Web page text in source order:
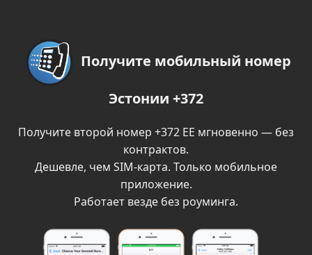
Получите мобильный номер
Эстонии +372
Получите второй номер +372 EE мгновенно — без
контрактов.
Дешевле, чем SIM-карта. Только мобильное
приложение.
Работает везде без роуминга.